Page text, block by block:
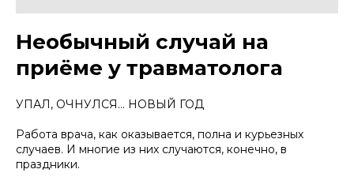
Необычный случай на
приёме у травматолога
УПАЛ, ОЧНУЛСЯ… НОВЫЙ ГОД
Работа врача, как оказывается, полна и курьезных
случаев. И многие из них случаются, конечно, в
праздники.